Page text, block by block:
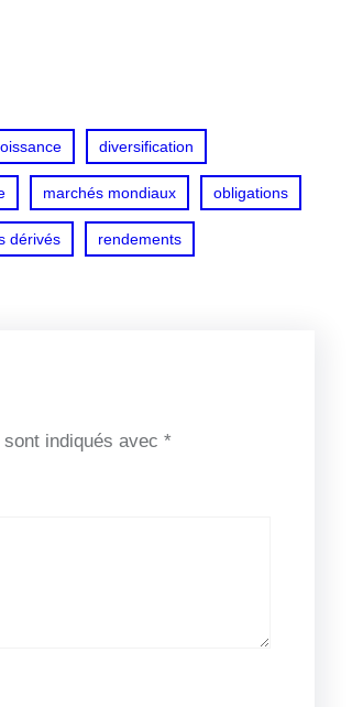
diversification
marchés mondiaux obligations
dérivés rendements
indiqués avec *